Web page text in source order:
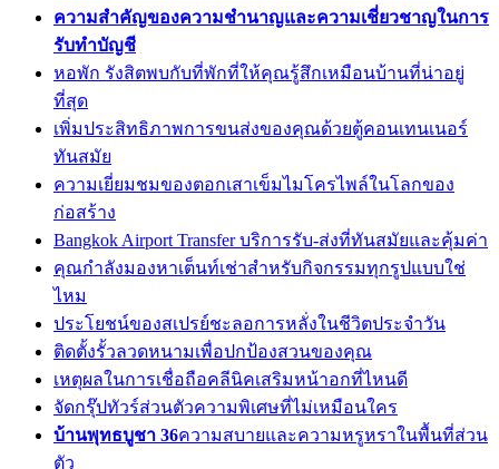
ความสำคัญของความชำนาญและความเชี่ยวชาญในการ
รับทำบัญชี
หอพัก รังสิตพบกับที่พักที่ให้คุณรู้สึกเหมือนบ้านที่น่าอยู่
ที่สุด
เพิ่มประสิทธิภาพการขนส่งของคุณด้วยตู้คอนเทนเนอร์
ทันสมัย
ความเยี่ยมชมของตอกเสาเข็มไมโครไพล์ในโลกของ
ก่อสร้าง
Bangkok Airport Transfer บริการรับ-ส่งที่ทันสมัยและคุ้มค่า
คุณกำลังมองหาเต็นท์เช่าสำหรับกิจกรรมทุกรูปแบบใช่
ไหม
ประโยชน์ของสเปรย์ชะลอการหลั่งในชีวิตประจำวัน
ติดตั้งรั้วลวดหนามเพื่อปกป้องสวนของคุณ
เหตุผลในการเชื่อถือคลีนิคเสริมหน้าอกที่ไหนดี
จัดกรุ๊ปทัวร์ส่วนตัวความพิเศษที่ไม่เหมือนใคร
บ้านพุทธบูชา 36ความสบายและความหรูหราในพื้นที่ส่วน
ตัว